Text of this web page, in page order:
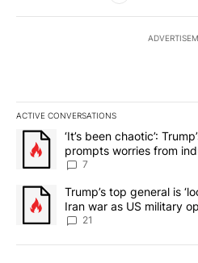
ACTIVE CONVERSATIONS
The following is a list of the
A trending article titled "‘It’s
‘It’s been chaotic’:
prompts worries from
7
A trending article titled "Trump’s
Trump’s top general is
Iran war as US military
sources say
21